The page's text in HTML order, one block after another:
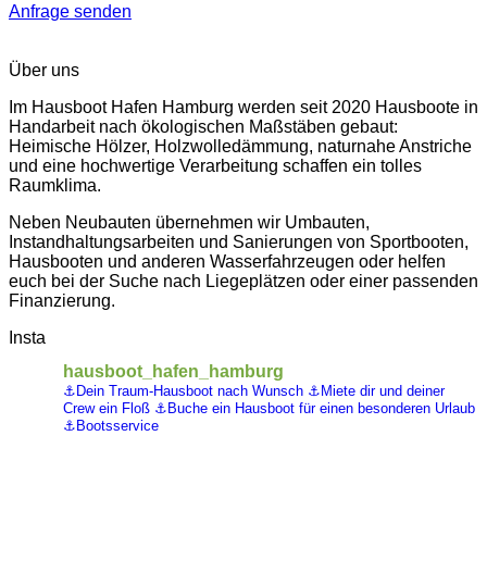
Anfrage senden
Über uns
Im Hausboot Hafen Hamburg werden seit 2020 Hausboote in
Handarbeit nach ökologischen Maßstäben gebaut:
Heimische Hölzer, Holzwolledämmung, naturnahe Anstriche
und eine hochwertige Verarbeitung schaffen ein tolles
Raumklima.
Neben Neubauten übernehmen wir Umbauten,
Instandhaltungsarbeiten und Sanierungen von Sportbooten,
Hausbooten und anderen Wasserfahrzeugen oder helfen
euch bei der Suche nach Liegeplätzen oder einer passenden
Finanzierung.
Insta
hausboot_hafen_hamburg
⚓️Dein Traum-Hausboot nach Wunsch ⚓️Miete dir und deiner
Crew ein Floß ⚓️Buche ein Hausboot für einen besonderen Urlaub
⚓️Bootsservice